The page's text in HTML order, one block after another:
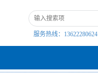
服务热线： 13622280624